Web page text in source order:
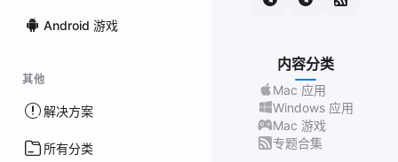
Android 游戏
其他
解决方案
所有分类
内容分类
Mac 应用
Windows 应用
Mac 游戏
专题合集